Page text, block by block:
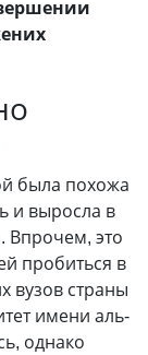
была похожа
и выросла в
Впрочем, это
пробиться в
вузов страны
имени аль-
однако